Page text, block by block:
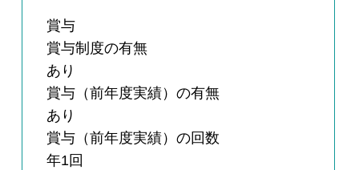
賞与
賞与制度の有無
あり
賞与（前年度実績）の有無
あり
賞与（前年度実績）の回数
年1回